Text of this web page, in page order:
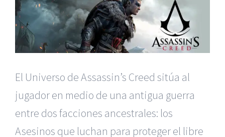
El Universo de Assassin’s Creed sitúa al
jugador en medio de una antigua guerra
entre dos facciones ancestrales: los
Asesinos que luchan para proteger el libre